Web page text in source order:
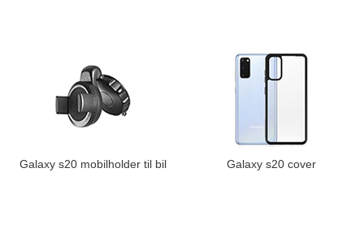
Galaxy s20 mobilholder til bil Galaxy s20 cover